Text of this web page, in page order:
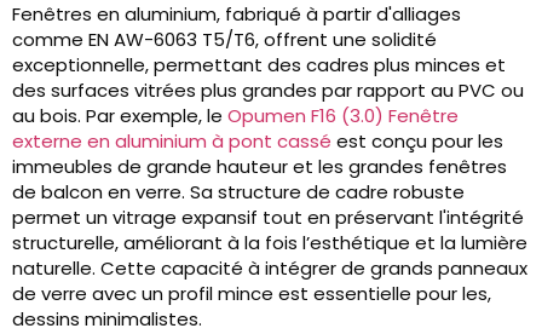
Fenêtres en aluminium, fabriqué à partir d'alliages
comme EN AW-6063 T5/T6, offrent une solidité
exceptionnelle, permettant des cadres plus minces et
des surfaces vitrées plus grandes par rapport au PVC ou
au bois. Par exemple, le Opumen F16 (3.0) Fenêtre
externe en aluminium à pont cassé est conçu pour les
immeubles de grande hauteur et les grandes fenêtres
de balcon en verre. Sa structure de cadre robuste
permet un vitrage expansif tout en préservant l'intégrité
structurelle, améliorant à la fois l’esthétique et la lumière
naturelle. Cette capacité à intégrer de grands panneaux
de verre avec un profil mince est essentielle pour les,
dessins minimalistes.